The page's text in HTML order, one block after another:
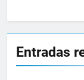
Entradas